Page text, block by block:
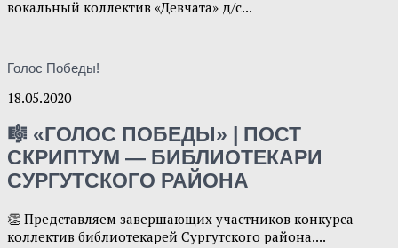
вокальный коллектив «Девчата» д/с...
Голос Победы!
18.05.2020
🎼 «ГОЛОС ПОБЕДЫ» | ПОСТ
СКРИПТУМ — БИБЛИОТЕКАРИ
СУРГУТСКОГО РАЙОНА
👏 Представляем завершающих участников конкурса —
коллектив библиотекарей Сургутского района....